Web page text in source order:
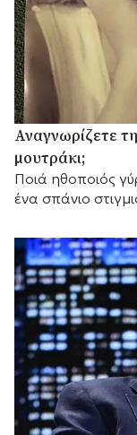
Αναγνωρίζετε
μουτράκι;
Ποιά ηθοποιός
ένα σπάνιο